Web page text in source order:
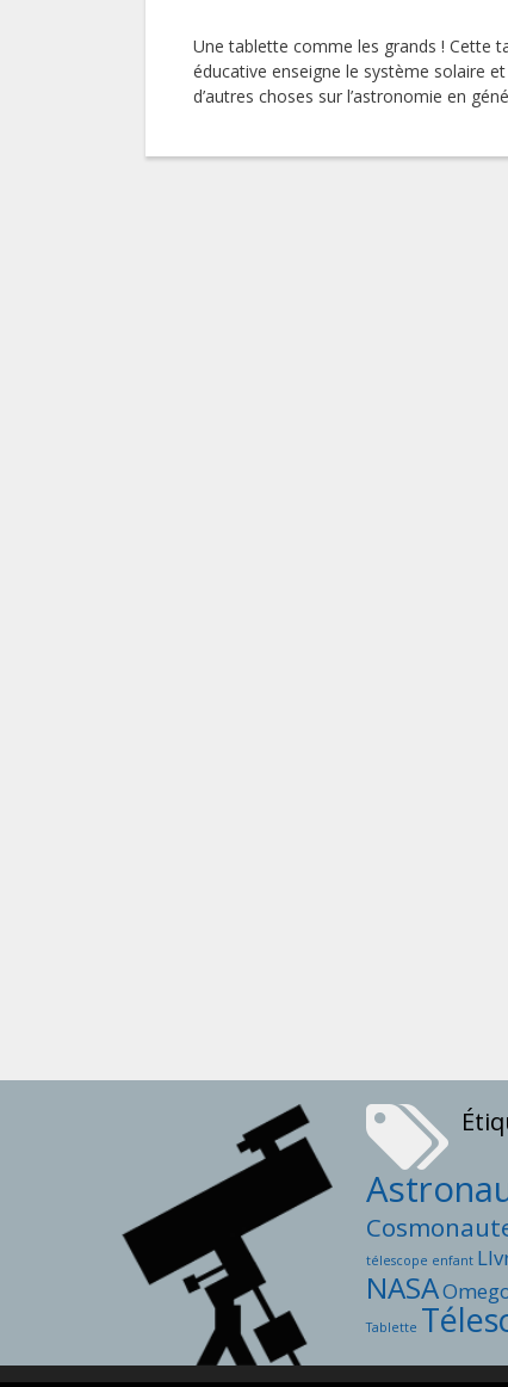
Une tablette comme les grands ! Cette
éducative enseigne le système solaire
d’autres choses sur l’astronomie en
télescope enfant
NASA
Tablette